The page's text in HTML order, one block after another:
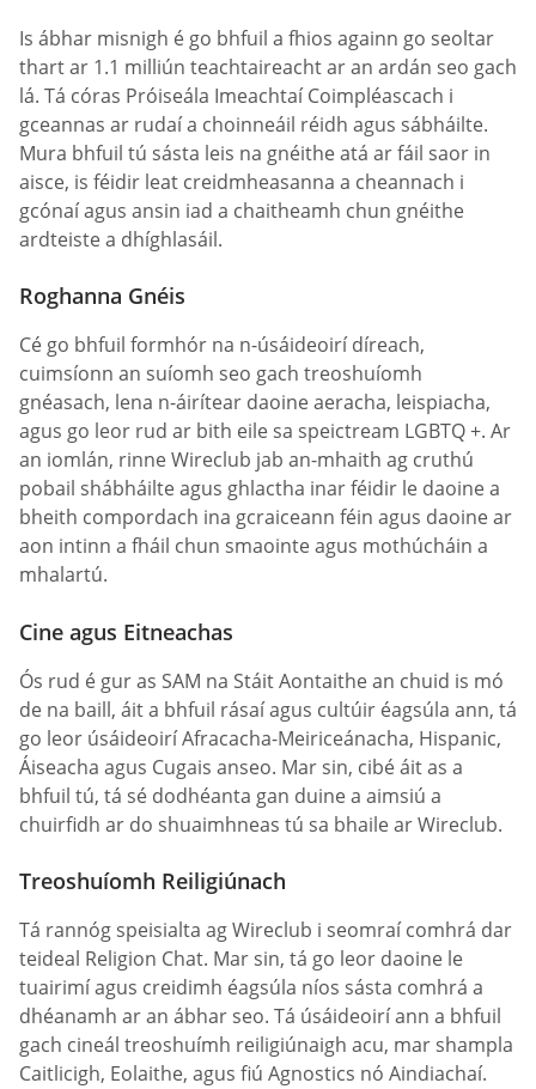
Is ábhar misnigh é go bhfuil a fhios againn go seoltar
thart ar 1.1 milliún teachtaireacht ar an ardán seo gach
lá. Tá córas Próiseála Imeachtaí Coimpléascach i
gceannas ar rudaí a choinneáil réidh agus sábháilte.
Mura bhfuil tú sásta leis na gnéithe atá ar fáil saor in
aisce, is féidir leat creidmheasanna a cheannach i
gcónaí agus ansin iad a chaitheamh chun gnéithe
ardteiste a dhíghlasáil.
Roghanna Gnéis
Cé go bhfuil formhór na n-úsáideoirí díreach,
cuimsíonn an suíomh seo gach treoshuíomh
gnéasach, lena n-áirítear daoine aeracha, leispiacha,
agus go leor rud ar bith eile sa speictream LGBTQ +. Ar
an iomlán, rinne Wireclub jab an-mhaith ag cruthú
pobail shábháilte agus ghlactha inar féidir le daoine a
bheith compordach ina gcraiceann féin agus daoine ar
aon intinn a fháil chun smaointe agus mothúcháin a
mhalartú.
Cine agus Eitneachas
Ós rud é gur as SAM na Stáit Aontaithe an chuid is mó
de na baill, áit a bhfuil rásaí agus cultúir éagsúla ann, tá
go leor úsáideoirí Afracacha-Meiriceánacha, Hispanic,
Áiseacha agus Cugais anseo. Mar sin, cibé áit as a
bhfuil tú, tá sé dodhéanta gan duine a aimsiú a
chuirfidh ar do shuaimhneas tú sa bhaile ar Wireclub.
Treoshuíomh Reiligiúnach
Tá rannóg speisialta ag Wireclub i seomraí comhrá dar
teideal Religion Chat. Mar sin, tá go leor daoine le
tuairimí agus creidimh éagsúla níos sásta comhrá a
dhéanamh ar an ábhar seo. Tá úsáideoirí ann a bhfuil
gach cineál treoshuímh reiligiúnaigh acu, mar shampla
Caitlicigh, Eolaithe, agus fiú Agnostics nó Aindiachaí.